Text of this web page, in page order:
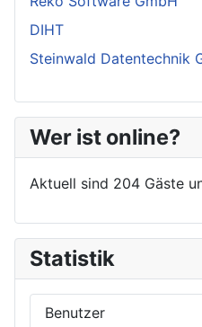
DIHT
Steinwald Datentechnik
Wer ist online?
Aktuell sind 204 Gäste
Statistik
Benutzer